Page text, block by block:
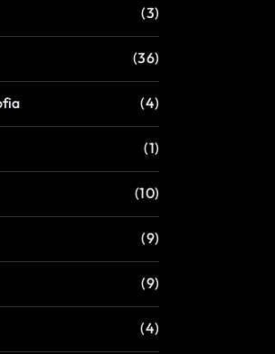
(3)
(36)
(4)
(1)
(10)
(9)
(9)
(4)